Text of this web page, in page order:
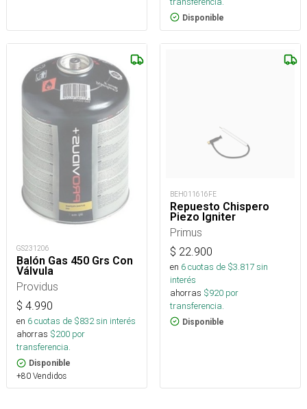
Disponible
GS231206
Balón Gas 450 Grs Con
Válvula
Providus
$ 4.990
en 6cuotas de $832sin interés
ahorras $200 por
transferencia.
Disponible
+80 Vendidos
BEH011616FE
Repuesto Chispero
Piezo Igniter
Primus
$ 22.900
en 6cuotas de $3.817sin
interés
ahorras $920 por
transferencia.
Disponible